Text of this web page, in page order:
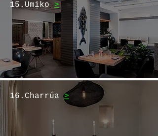
15.Umiko>
16.Charrúa>